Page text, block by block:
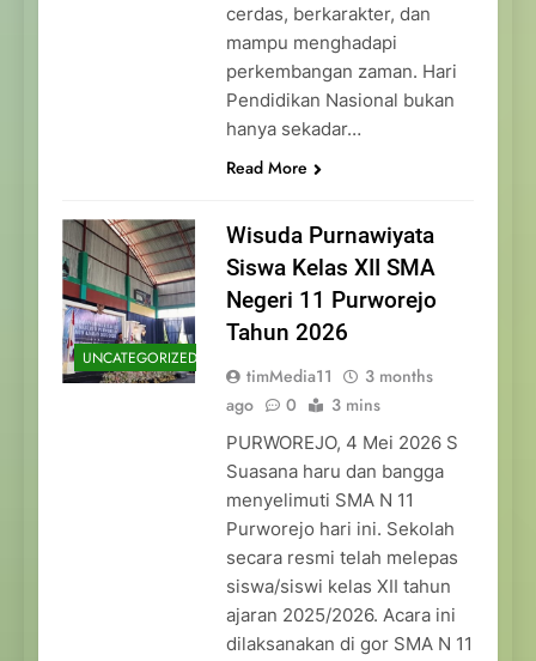
cerdas, berkarakter, dan
mampu menghadapi
perkembangan zaman. Hari
Pendidikan Nasional bukan
hanya sekadar…
Read More
UNCATEGORIZED
Wisuda Purnawiyata
Siswa Kelas XII SMA
Negeri 11 Purworejo
Tahun 2026
timMedia11
3 months
ago
0 3 mins
PURWOREJO, 4 Mei 2026 S
Suasana haru dan bangga
menyelimuti SMA N 11
Purworejo hari ini. Sekolah
secara resmi telah melepas
siswa/siswi kelas XII tahun
ajaran 2025/2026. Acara ini
dilaksanakan di gor SMA N 11